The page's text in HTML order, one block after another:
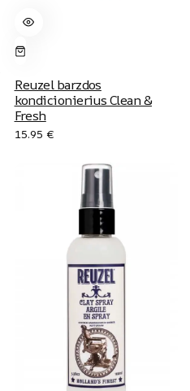
Reuzel barzdos
kondicionierius Clean &
Fresh
15.95 €